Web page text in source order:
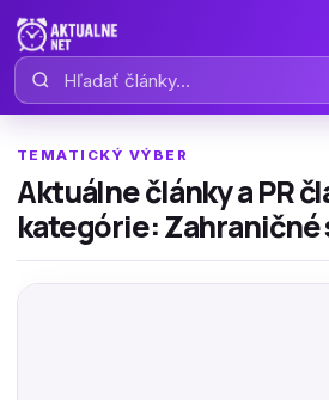
Hľadať články
TEMATICKÝ VÝBER
Aktuálne články a PR
kategórie: Zahraničné